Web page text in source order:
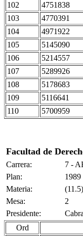
102 4751838
103 4770391
104 4971922
105 5145090
106 5214557
107 5289926
108 5178683
109 5116641
110 5700959
Facultad de
Carrera:
7 -
Plan:
1989
Materia:
Mesa:
2
Presidente:
Ord